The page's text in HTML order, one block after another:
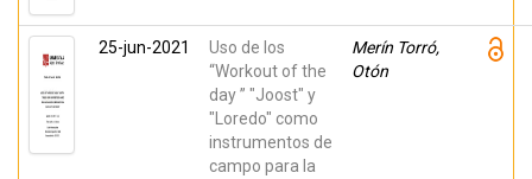
25-jun-2021
Uso de los
“Workout of the
day ” "Joost" y
"Loredo" como
instrumentos de
campo para la
Merín Torró,
Otón